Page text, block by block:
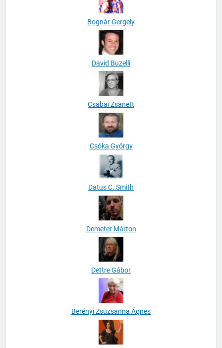
Bognár Gergely
David Buzelli
Csabai Zsanett
Csóka György
Datus C. Smith
Demeter Márton
Dettre Gábor
Berényi Zsuzsanna Ágnes